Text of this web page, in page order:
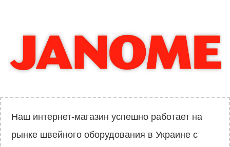
Наш интернет-магазин успешно работает на
рынке швейного оборудования в Украине с